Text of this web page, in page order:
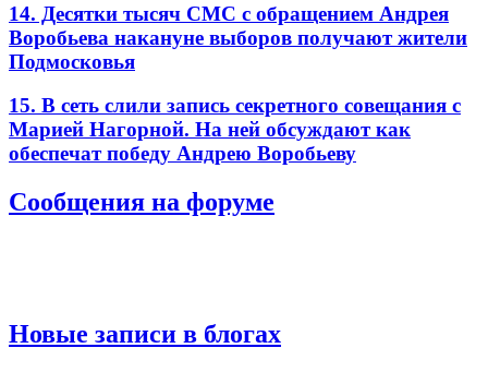
14. Десятки тысяч СМС с обращением Андрея
Воробьева накануне выборов получают жители
Подмосковья
15. В сеть слили запись секретного совещания с
Марией Нагорной. На ней обсуждают как
обеспечат победу Андрею Воробьеву
Сообщения на форуме
Новые записи в блогах